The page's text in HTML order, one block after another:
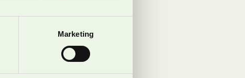
media te bieden en om ons
informatie die u aan ze heeft
Marketing